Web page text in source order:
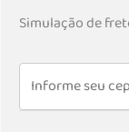
Simulação de